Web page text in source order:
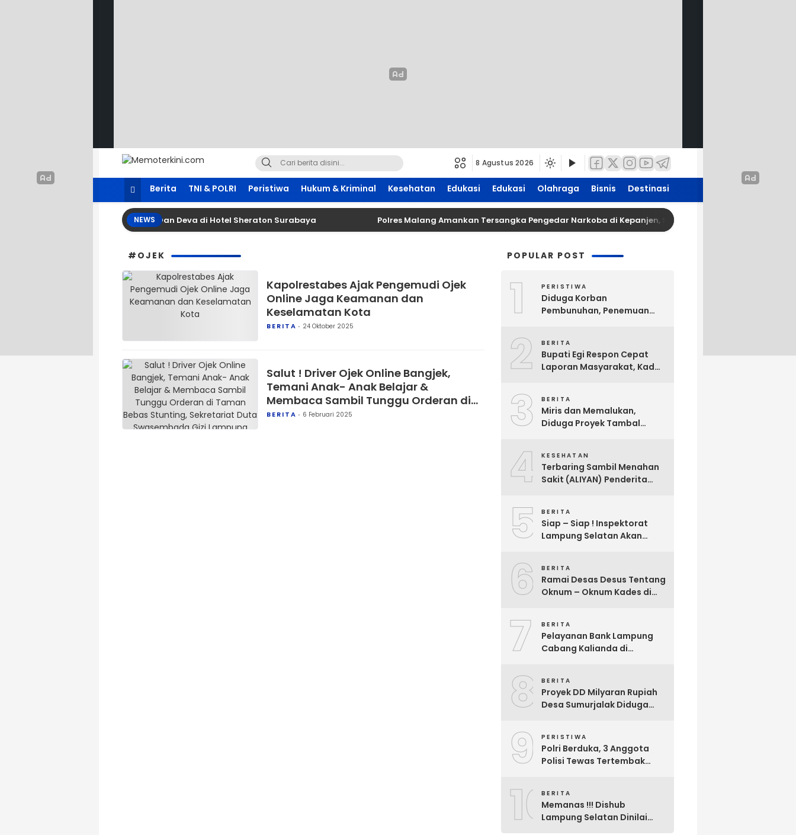
Memoterkini.com
Independen dan Fakta
8 Agustus 2026
Berita TNI & POLRI Peristiwa Hukum & Kriminal Kesehatan Edukasi Edukasi Olahraga Bisnis Destinasi
NEWS
Acara Pertunangan Lia Dan Deva di Hotel Sheraton Surabaya Polres Malang Amankan Tersangka Pengedar Narkoba di Kepanjen, Sita Sabu 96 Gram dan Ganja 131
#OJEK
Kapolrestabes Ajak Pengemudi Ojek
Online Jaga Keamanan dan
Keselamatan Kota
BERITA 24 Oktober 2025
Salut ! Driver Ojek Online Bangjek,
Temani Anak- Anak Belajar &
Membaca Sambil Tunggu Orderan di
Taman Bebas Stunting, Sekretariat
BERITA 6 Februari 2025
POPULAR POST
1 PERISTIWA
Diduga Korban
Pembunuhan, Penemuan
Hebohkan Warga Bakauheni
2 BERITA
Bupati Egi Respon Cepat
Laporan Masyarakat, Kades
3 BERITA
Miris dan Memalukan,
Diduga Proyek Tambal
Selatan Dikerjakan Asal
Asalan !!
4 KESEHATAN
Terbaring Sambil Menahan
Sakit (ALIYAN) Penderita
5 BERITA
Siap – Siap ! Inspektorat
Lampung Selatan Akan
Ini
6 BERITA
Ramai Desas Desus Tentang
Oknum – Oknum Kades di
Pandangan Sekjen Palu
Lampung : Dinas PMD dan
Inspektorat Kurang Tegas
7 BERITA
Pelayanan Bank Lampung
Cabang Kalianda di
Pelayanan Bank Lampung
Buruk !!
8 BERITA
Proyek DD Milyaran Rupiah
Desa Sumurjalak Diduga
9 PERISTIWA
Polri Berduka, 3 Anggota
Polisi Tewas Tertembak
10BERITA
Memanas !!! Dishub
Lampung Selatan Dinilai